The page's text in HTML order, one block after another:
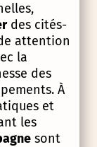
des cités-
attention
la
des
À
et
les
sont